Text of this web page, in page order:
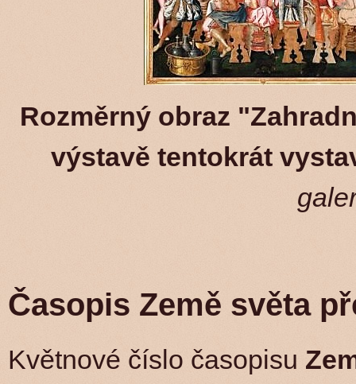
Rozměrný obraz
výstavě tentokrát
Časopis Země světa
Květnové číslo časopisu